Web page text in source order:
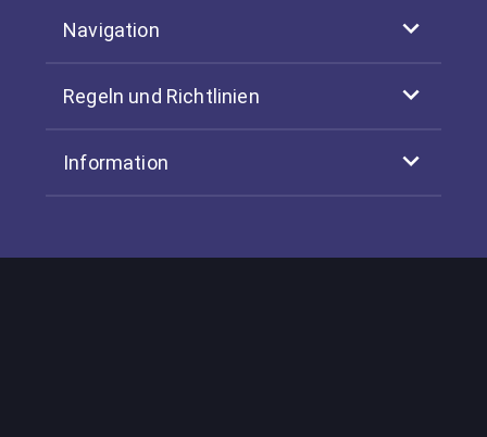
Navigation
Regeln und Richtlinien
Information